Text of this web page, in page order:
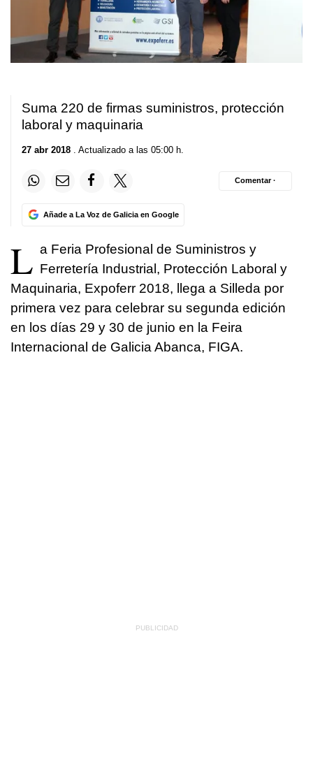
Suma 220 de firmas suministros, protección
laboral y maquinaria
27 abr 2018 . Actualizado a las 05:00 h.
Añade a La Voz de Galicia en Google
Comentar ·
L a Feria Profesional de Suministros y
Ferretería Industrial, Protección Laboral y
Maquinaria, Expoferr 2018, llega a Silleda por
primera vez para celebrar su segunda edición
en los días 29 y 30 de junio en la Feira
Internacional de Galicia Abanca, FIGA.